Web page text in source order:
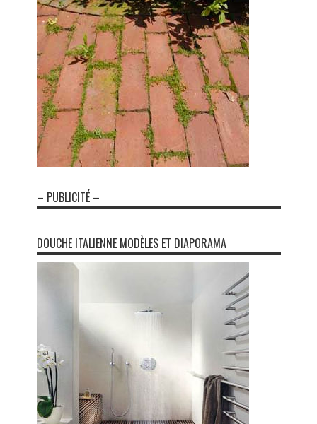
– PUBLICITÉ –
DOUCHE ITALIENNE MODÈLES ET DIAPORAMA